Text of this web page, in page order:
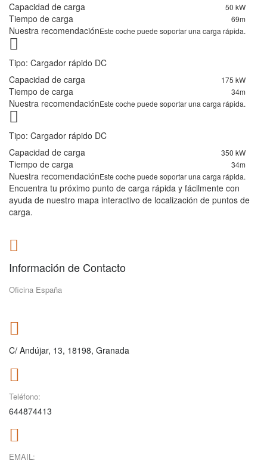
Capacidad de carga
50 kW
Tiempo de carga 69m
Nuestra recomendaciónEste coche puede soportar una carga rápida.
Tipo: Cargador rápido DC
Capacidad de carga
175 kW
Tiempo de carga 34m
Nuestra recomendaciónEste coche puede soportar una carga rápida.
Tipo: Cargador rápido DC
Capacidad de carga
350 kW
Tiempo de carga 34m
Nuestra recomendaciónEste coche puede soportar una carga rápida.
Encuentra tu próximo punto de carga rápida y fácilmente con
ayuda de nuestro mapa interactivo de localización de puntos de
carga.
Información de Contacto
Oficina España
C/ Andújar, 13, 18198, Granada
Teléfono:
644874413
EMAIL: